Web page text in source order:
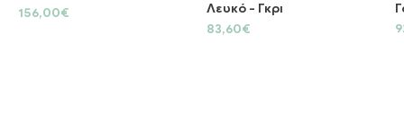
156,00€
Λευκό - Γκρι
83,60€